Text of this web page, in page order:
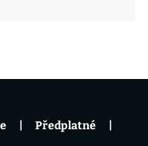
Předplatné